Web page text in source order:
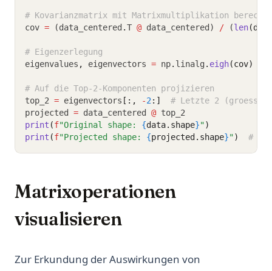
# Kovarianzmatrix mit Matrixmultiplikation
cov = (data_centered .T @ data_centered) / (len
# Eigenzerlegung
eigenvalues , eigenvectors = np. linalg . eigh(cov)
# Auf die Top-2-Komponenten projizieren
top_2 = eigenvectors [:, -2 :]
# Letzte 2 (groesste
projected = data_centered @ top_2
print (f"Original shape: {data.shape}")
print (f"Projected shape: {projected.shape}") #
Matrixoperationen
visualisieren
Zur Erkundung der Auswirkungen von